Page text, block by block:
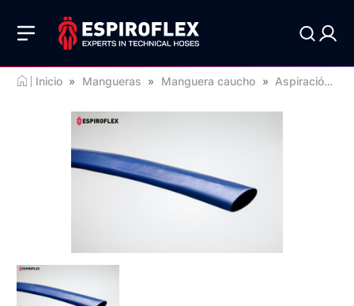
Inicio » Mangueras » Manguera caucho » Aspiración de líquidos